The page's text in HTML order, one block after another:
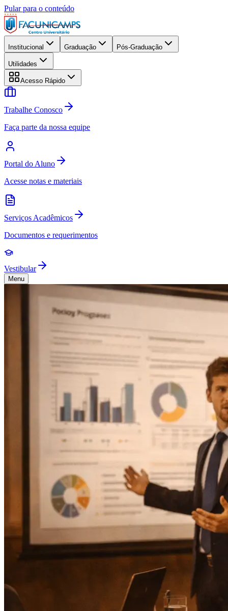
Pular para o conteúdo
Institucional Graduação Pós-Graduação
Utilidades
Acesso Rápido
Trabalhe Conosco
Faça parte da nossa equipe
Portal do Aluno
Acesse notas e materiais
Serviços Acadêmicos
Documentos e requerimentos
Vestibular
Menu